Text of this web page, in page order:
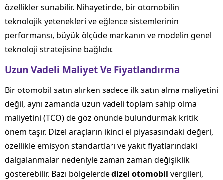
özellikler sunabilir. Nihayetinde, bir otomobilin
teknolojik yetenekleri ve eğlence sistemlerinin
performansı, büyük ölçüde markanın ve modelin genel
teknoloji stratejisine bağlıdır.
Uzun Vadeli Maliyet Ve Fiyatlandırma
Bir otomobil satın alırken sadece ilk satın alma maliyetini
değil, aynı zamanda uzun vadeli toplam sahip olma
maliyetini (TCO) de göz önünde bulundurmak kritik
önem taşır. Dizel araçların ikinci el piyasasındaki değeri,
özellikle emisyon standartları ve yakıt fiyatlarındaki
dalgalanmalar nedeniyle zaman zaman değişiklik
gösterebilir. Bazı bölgelerdedizel otomobil vergileri,